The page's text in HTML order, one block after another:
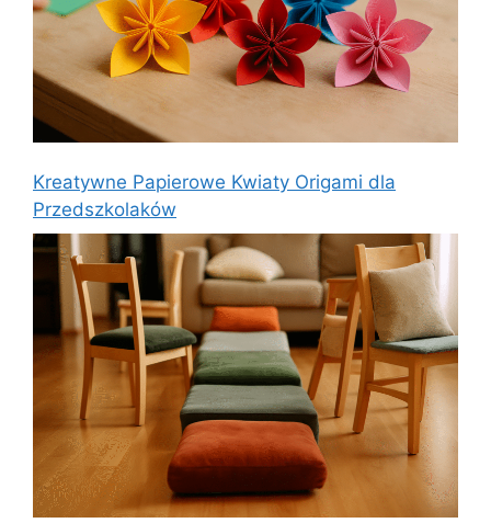
Kreatywne Papierowe Kwiaty Origami dla
Przedszkolaków